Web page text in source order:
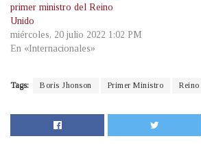
primer ministro del Reino
Unido
miércoles, 20 julio 2022 1:02 PM
En «Internacionales»
Tags: Boris Jhonson Primer Ministro